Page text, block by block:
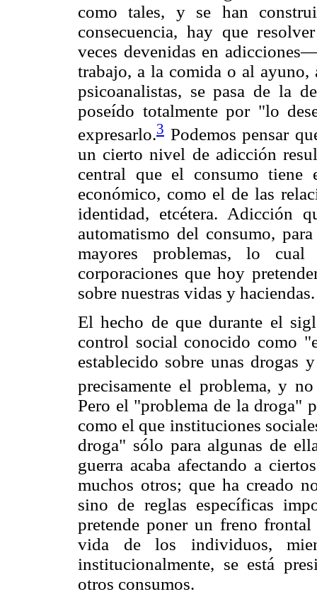
como tales, y se han
consecuencia, hay que
veces devenidas en
trabajo, a la comida o al ayuno,
psicoanalistas, se pasa de la
poseído totalmente por "lo
expresarlo.3 Podemos pensar
un cierto nivel de adicción
central que el consumo
económico, como el de las
identidad, etcétera. Adicción
automatismo del consumo,
mayores problemas, lo
corporaciones que hoy
sobre nuestras vidas y haciendas.
El hecho de que durante el
control social conocido como
establecido sobre unas drogas
precisamente el problema, y
Pero el "problema de la droga"
como el que instituciones
droga" sólo para algunas de
guerra acaba afectando a
muchos otros; que ha creado
sino de reglas específicas
pretende poner un freno
vida de los individuos,
institucionalmente, se está
otros consumos.